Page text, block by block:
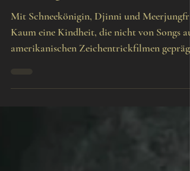
HR- Bigband Familienkonzert
Mit Schneekönigin, Djinni und
Kaum eine Kindheit, die nicht von Songs aus
wurde:...